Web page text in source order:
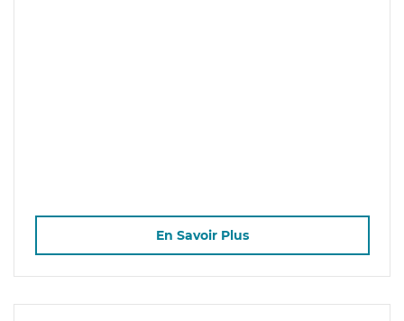
En Savoir Plus